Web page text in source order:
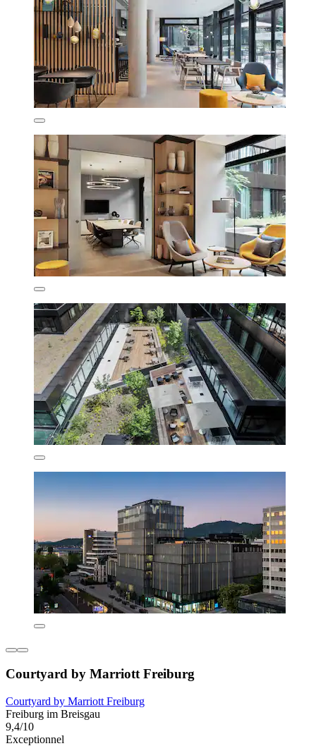
Courtyard by Marriott Freiburg
Courtyard by Marriott Freiburg
Freiburg im Breisgau
9,4/10
Exceptionnel